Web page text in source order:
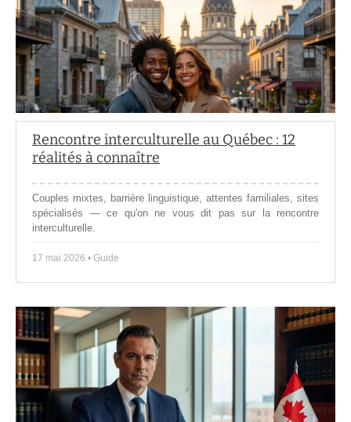
Rencontre interculturelle au Québec : 12
réalités à connaître
Couples mixtes, barrière linguistique, attentes familiales, sites
spécialisés — ce qu'on ne vous dit pas sur la rencontre
interculturelle.
17 mai 2026 • Guide